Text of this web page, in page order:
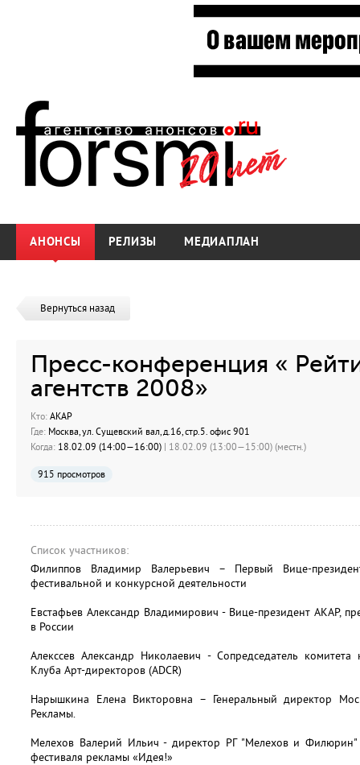
АНОНСЫ РЕЛИЗЫ МЕДИАПЛАН
Вернуться назад
Пресс-конференция «
агентств 2008»
Кто: АКАР
Где: Москва, ул. Сущевский вал, д.16, стр.5. офис 901
Когда: 18.02.09 (14:00—16:00) | 18.02.09 (13:00—15:00) (местн.)
915 просмотров
Список участников:
Филиппов Владимир Валерьевич – Первый Вице-
фестивальной и конкурсной деятельности
Евстафьев Александр Владимирович - Вице-президент АКАР,
в России
Алекссев Александр Николаевич - Сопредседатель комитета
Клуба Арт-директоров (ADCR)
Нарышкина Елена Викторовна – Генеральный директор
Рекламы.
Мелехов Валерий Ильич - директор РГ "Мелехов и Филюрин"
фестиваля рекламы «Идея!»